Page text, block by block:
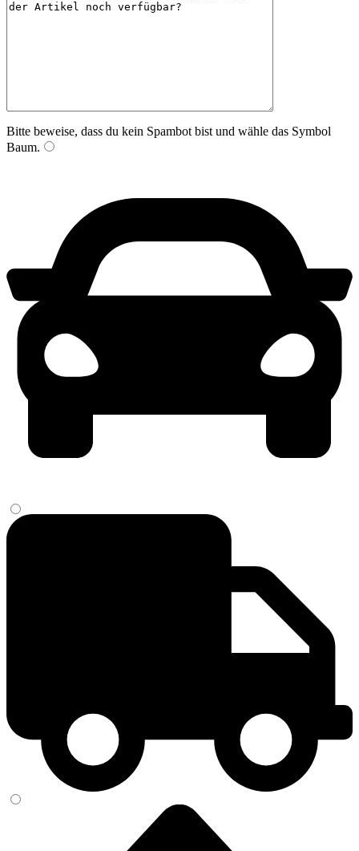
Bitte beweise, dass du kein Spambot bist und wähle das Symbol
Baum.